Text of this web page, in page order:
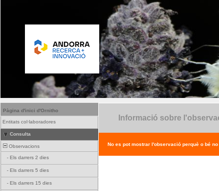
Pàgina d'inici d'Ornitho
Entitats col·laboradores
Consulta
Observacions
- Els darrers 2 dies
- Els darrers 5 dies
- Els darrers 15 dies
Informació sobre
No es pot mostrar l'observació perquè o bé